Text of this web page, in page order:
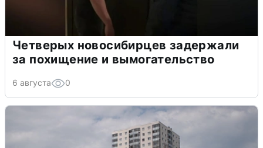
Четверых новосибирцев задержали
за похищение и вымогательство
6 августа 0